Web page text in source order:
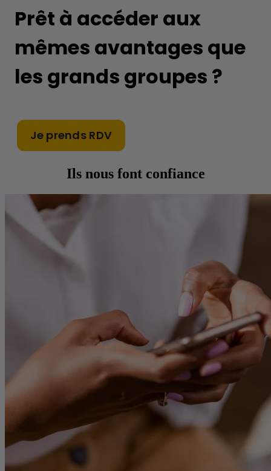
Prêt à accéder aux
mêmes avantages que
les grands groupes ?
Je prends RDV
Ils nous font confiance